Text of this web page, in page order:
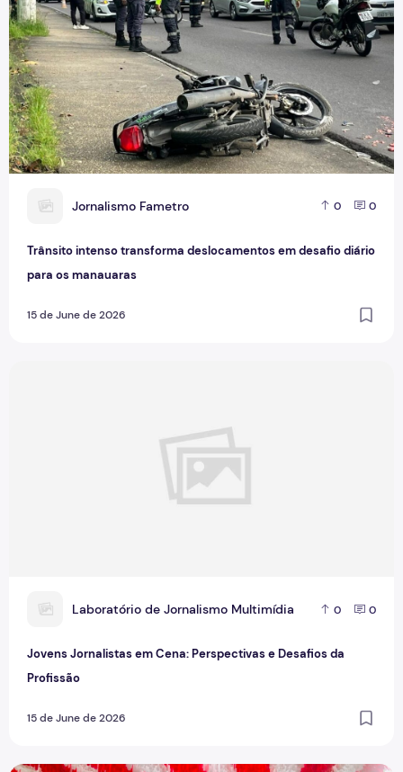
J Jornalismo Fametro 0 0
Trânsito intenso transforma deslocamentos em desafio diário
para os manauaras
15 de June de 2026
L Laboratório de Jornalismo Multimídia 0 0
Jovens Jornalistas em Cena: Perspectivas e Desafios da
Profissão
15 de June de 2026